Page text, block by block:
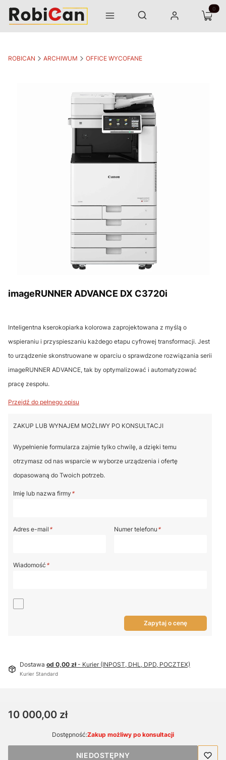
Menu Otwórz wyszukiwarkę
Szukaj Zaloguj się Koszyk
ROBICAN ARCHIWUM OFFICE WYCOFANE
imageRUNNER ADVANCE DX C3720i
Inteligentna kserokopiarka kolorowa zaprojektowana z myślą o
wspieraniu i przyspieszaniu każdego etapu cyfrowej transformacji. Jest
to urządzenie skonstruowane w oparciu o sprawdzone rozwiązania serii
imageRUNNER ADVANCE, tak by optymalizować i automatyzować
pracę zespołu.
Przejdź do pełnego opisu
ZAKUP LUB WYNAJEM MOŻLIWY PO KONSULTACJI
Wypełnienie formularza zajmie tylko chwilę, a dzięki temu
otrzymasz od nas wsparcie w wyborze urządzenia i ofertę
dopasowaną do Twoich potrzeb.
Imię lub nazwa firmy *
Adres e-mail * Numer telefonu *
Wiadomość *
Zapytaj o cenę
Dostawa od 0,00 zł- Kurier (INPOST, DHL, DPD, POCZTEX)
Kurier Standard
Cena
10 000,00 zł
Dostępność:Zakup możliwy po konsultacji
NIEDOSTĘPNY